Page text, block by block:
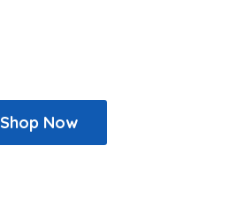
Shop Now